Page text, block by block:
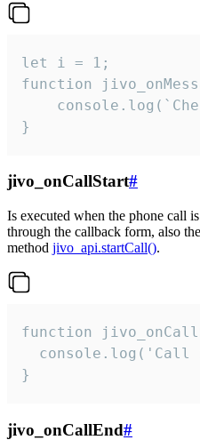
let i = 1;
function
}
jivo_onCallStart#
Is executed when the phone call
through the callback form, also
method jivo_api.startCall().
function
console.log('Call
}
jivo_onCallEnd#